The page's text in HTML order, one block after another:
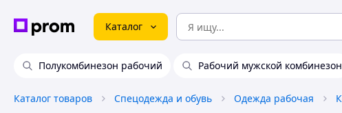
Каталог
Полукомбинезон рабочий Рабочий мужской комбинезон
Каталог товаров Спецодежда и обувь Одежда рабочая